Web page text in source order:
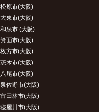
松原市(大阪)
大東市(大阪)
和泉市 (大阪)
箕面市(大阪)
枚方市(大阪)
茨木市(大阪)
八尾市(大阪)
泉佐野市(大阪)
富田林市(大阪)
寝屋川市(大阪)